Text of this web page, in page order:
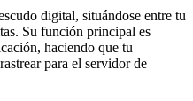
digital, situándose entre tu
Su función principal es
haciendo que tu
para el servidor de